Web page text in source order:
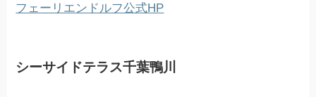
フェーリエンドルフ公式HP
シーサイドテラス千葉鴨川